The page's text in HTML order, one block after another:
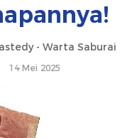
- Warta Saburai
14 Mei 2025